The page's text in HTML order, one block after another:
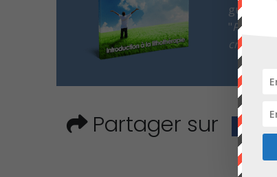
guide
"
cristaux
Partager sur